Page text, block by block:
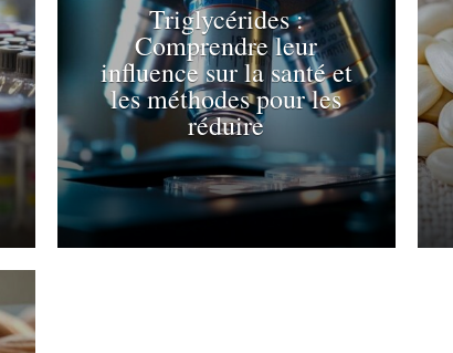
Triglycérides :
Comprendre leur
influence sur la santé et
les méthodes pour les
réduire